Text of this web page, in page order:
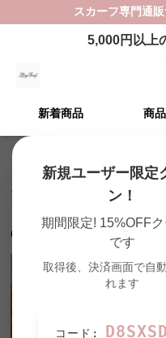
スカーフ専門通販
5,000円以上
新着商品 商
新規ユーザー限定
ン！
期間限定! 15%OFF
です
取得後、決済画面で自
れます
コード:
ラクシースカーフ TOP
ツイリー スカーフ 商品
67 件の商品が見つかりました